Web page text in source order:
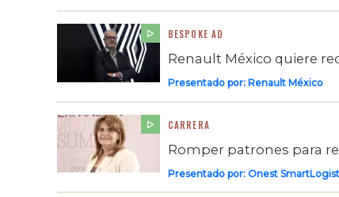
BESPOKE AD
Renault México quiere
Presentado por: Renault México
CARRERA
Romper patrones para
Presentado por: Onest